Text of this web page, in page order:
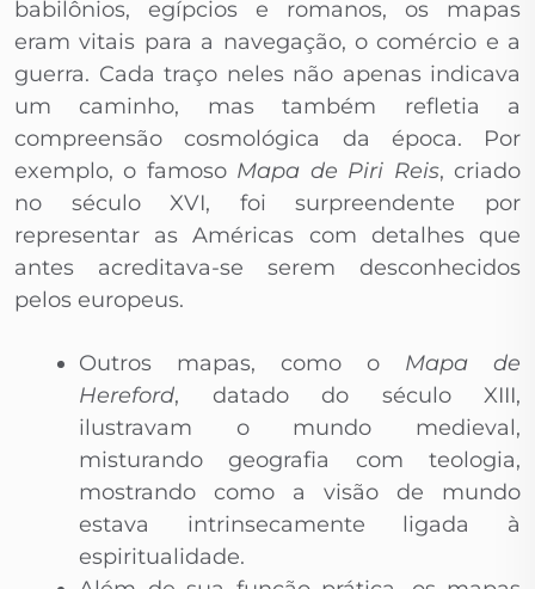
babilônios, egípcios e romanos, os mapas
eram vitais para a navegação, o comércio e a
guerra. Cada traço neles não apenas indicava
um caminho, mas também refletia a
compreensão cosmológica da época. Por
exemplo, o famoso Mapa de Piri Reis, criado
no século XVI, foi surpreendente por
representar as Américas com detalhes que
antes acreditava-se serem desconhecidos
pelos europeus.
Outros mapas, como o Mapa de
Hereford, datado do século XIII,
ilustravam o mundo medieval,
misturando geografia com teologia,
mostrando como a visão de mundo
estava intrinsecamente ligada à
espiritualidade.